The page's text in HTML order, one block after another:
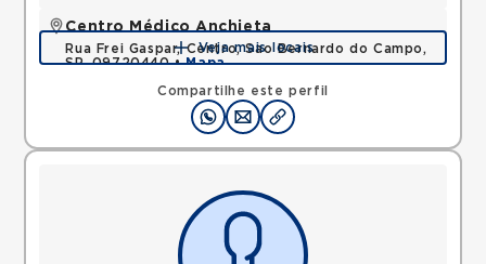
Compartilhe este perfil
Centro Médico Anchieta
Rua Frei Gaspar, Centro, Sao Bernardo do Campo,
SP, 09720440 •Mapa
Veja mais locais